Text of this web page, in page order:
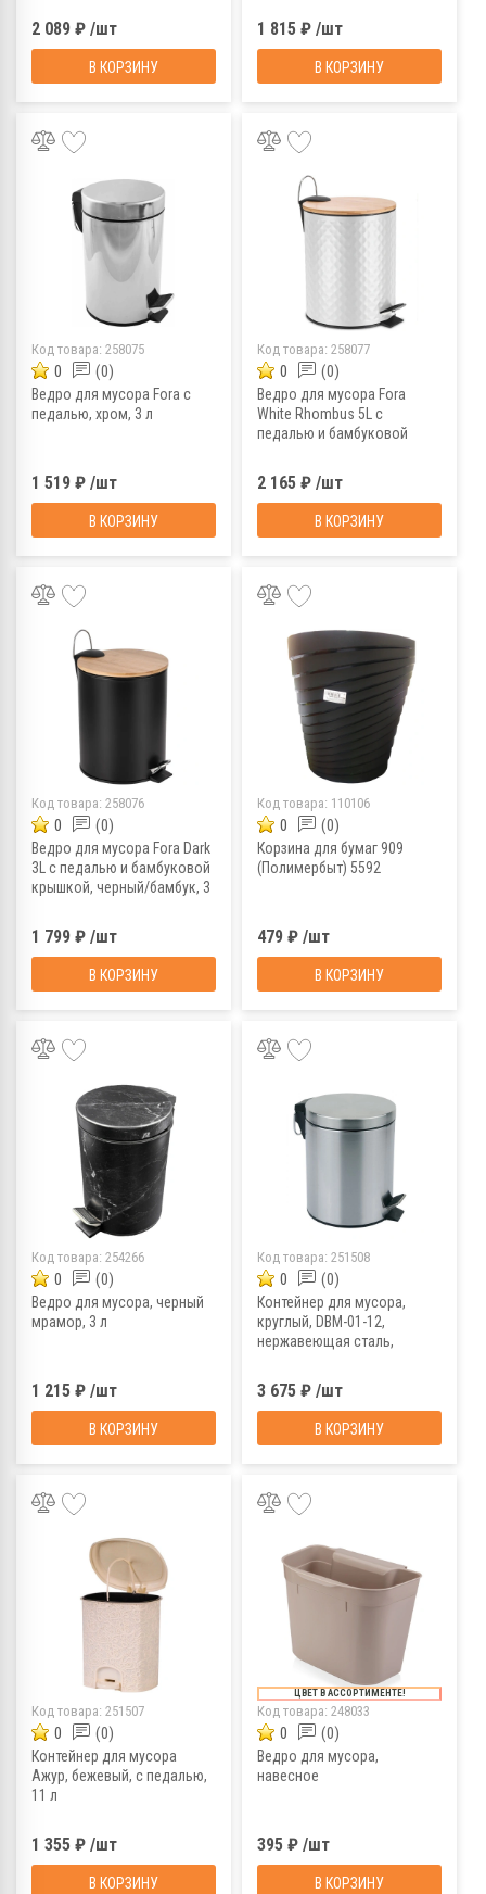
2 089 ₽ /шт
В КОРЗИНУ
1 815 ₽ /шт
В КОРЗИНУ
Код товара: 258075
0 (0)
Ведро для мусора Fora с
педалью, хром, 3 л
1 519 ₽ /шт
В КОРЗИНУ
Код товара: 258077
0 (0)
Ведро для мусора Fora
White Rhombus 5L с
педалью и бамбуковой
2 165 ₽ /шт
В КОРЗИНУ
Код товара: 258076
0 (0)
Ведро для мусора Fora Dark
3L с педалью и бамбуковой
крышкой, черный/бамбук, 3
1 799 ₽ /шт
В КОРЗИНУ
Код товара: 110106
0 (0)
Корзина для бумаг 909
(Полимербыт) 5592
479 ₽ /шт
В КОРЗИНУ
Код товара: 254266
0 (0)
Ведро для мусора, черный
мрамор, 3 л
1 215 ₽ /шт
В КОРЗИНУ
Код товара: 251508
0 (0)
Контейнер для мусора,
круглый, DBM-01-12,
нержавеющая сталь,
3 675 ₽ /шт
В КОРЗИНУ
Код товара: 251507
0 (0)
Контейнер для мусора
Ажур, бежевый, с педалью,
11 л
1 355 ₽ /шт
В КОРЗИНУ
ЦВЕТ В АССОРТИМЕНТЕ!
Код товара: 248033
0 (0)
Ведро для мусора,
навесное
395 ₽ /шт
В КОРЗИНУ